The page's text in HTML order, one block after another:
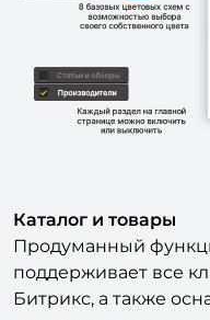
Продуманный
поддерживает все
Битрикс, а также
инструментов,